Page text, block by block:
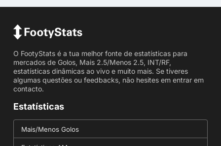
O FootyStats é a tua melhor fonte de estatísticas para
mercados de Golos, Mais 2.5/Menos 2.5, INT/RF,
estatísticas dinâmicas ao vivo e muito mais. Se tiveres
algumas questões ou feedbacks, não hesites em entrar em
contacto.
Estatísticas
Mais/Menos Golos